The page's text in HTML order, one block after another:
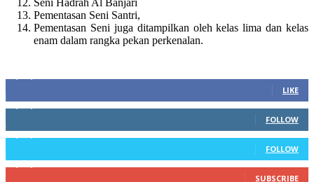
Pementasan Seni Santri,
Pementasan Seni juga ditampilkan oleh kelas lima dan kelas
enam dalam rangka pekan perkenalan.
LIKE
1,102,345 Followers
FOLLOW
1,004,523 Followers
FOLLOW
4,500,345 Subscribers
SUBSCRIBE